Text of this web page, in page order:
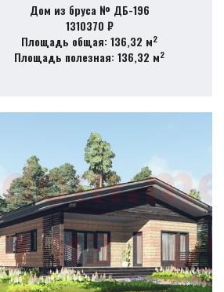
Дом из бруса № ДБ-196
1310370 ₽
Площадь общая: 136,32 м2
Площадь полезная: 136,32 м2